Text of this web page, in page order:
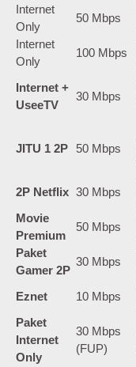
Internet
Only
50 Mbps
Internet
Only
100 Mbps
Internet +
UseeTV
30 Mbps
JITU 1 2P 50 Mbps
2P Netflix 30 Mbps
Movie
Premium
50 Mbps
Paket
Gamer 2P
30 Mbps
Eznet
10 Mbps
Paket
Internet
Only
30 Mbps
(FUP)